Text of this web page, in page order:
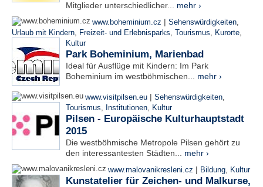
Mitglieder unterschiedlicher... mehr ›
www.boheminium.cz | Sehenswürdigkeiten,
Urlaub mit Kindern, Freizeit- und Erlebnisparks, Tourismus, Kurorte,
Kultur
Park Boheminium, Marienbad
Ideal für Ausflüge mit Kindern: Im Park
Boheminium im westböhmischen... mehr ›
www.visitpilsen.eu | Sehenswürdigkeiten,
Tourismus, Institutionen, Kultur
Pilsen - Europäische Kulturhauptstadt
2015
Die westböhmische Metropole Pilsen gehört zu
den interessantesten Städten... mehr ›
www.malovanikresleni.cz | Bildung, Kultur
Kunstatelier für Zeichen- und Malkurse,